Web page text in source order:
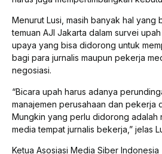
Menurut Lusi, masih banyak hal yang
temuan AJI Jakarta dalam survei
upaya yang bisa didorong untuk
bagi para jurnalis maupun pekerja
negosiasi.
“Bicara upah harus adanya
manajemen perusahaan dan pekerja
Mungkin yang perlu didorong adalah
media tempat jurnalis bekerja,” jelas
Ketua Asosiasi Media Siber Indonesia